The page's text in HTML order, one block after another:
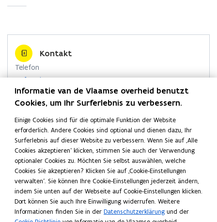
f
Kontakt
Telefon
Rufen Sie 1700 an
R
u
e
n
S
i
e
1
7
0
0
a
Vom Ausland wählen Sie die Nummer +32 2 553 1700
An jedem Arbeitstag von 9:00 bis 19:00 erreichbar
E-Mail
Schicken Sie eine E-Mail
Antwort innerhalb von 2 Arbeitstagen
Chat
Chatten Sie mit uns
An jedem Arbeitstag von 9:00 bis 19:00 erreichbar
Öffentliche Dienststellen und Gebäude
Alles über die Organisation und Struktur der Flämischen
Informatie van de Vlaamse overheid benutzt
Cookies, um Ihr Surferlebnis zu verbessern.
Einige Cookies sind für die optimale Funktion der Website
erforderlich. Andere Cookies sind optional und dienen dazu, Ihr
Surferlebnis auf dieser Website zu verbessern. Wenn Sie auf ‚Alle
Cookies akzeptieren‘ klicken, stimmen Sie auch der Verwendung
optionaler Cookies zu. Möchten Sie selbst auswählen, welche
Cookies Sie akzeptieren? Klicken Sie auf ‚Cookie-Einstellungen
verwalten‘. Sie können Ihre Cookie-Einstellungen jederzeit ändern,
indem Sie unten auf der Webseite auf Cookie-Einstellungen klicken.
Dort können Sie auch Ihre Einwilligung widerrufen. Weitere
Informationen finden Sie in der Datenschutzerklärung und der